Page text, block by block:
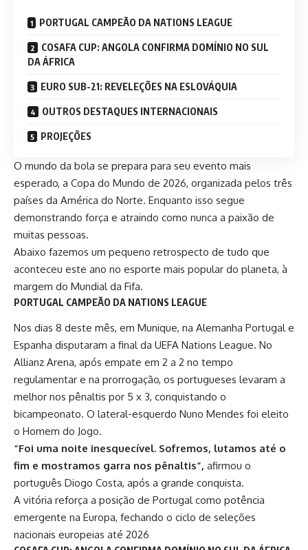
PORTUGAL CAMPEÃO DA NATIONS LEAGUE
COSAFA CUP: ANGOLA CONFIRMA DOMÍNIO NO SUL
DA ÁFRICA
EURO SUB-21: REVELEÇÕES NA ESLOVÁQUIA
OUTROS DESTAQUES INTERNACIONAIS
PROJEÇÕES
O mundo da bola se prepara para seu evento mais
esperado, a Copa do Mundo de 2026, organizada pelos três
países da América do Norte. Enquanto isso segue
demonstrando força e atraindo como nunca a paixão de
muitas pessoas.
Abaixo fazemos um pequeno retrospecto de tudo que
aconteceu este ano no esporte mais popular do planeta, à
margem do Mundial da Fifa.
PORTUGAL CAMPEÃO DA NATIONS LEAGUE
Nos dias 8 deste mês, em Munique, na Alemanha Portugal e
Espanha disputaram a final da UEFA Nations League. No
Allianz Arena, após empate em 2 a 2 no tempo
regulamentar e na prorrogação, os portugueses levaram a
melhor nos pênaltis por 5 x 3, conquistando o
bicampeonato. O lateral-esquerdo Nuno Mendes foi eleito
o Homem do Jogo.
“Foi uma noite inesquecível. Sofremos, lutamos até o
fim e mostramos garra nos pênaltis”, afirmou o
português Diogo Costa, após a grande conquista.
A vitória reforça a posição de Portugal como potência
emergente na Europa, fechando o ciclo de seleções
nacionais europeias até 2026